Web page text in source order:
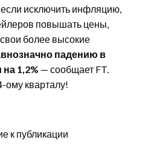
исключить инфляцию,
повышать цены,
более высокие
падению в
1,2% — сообщает FT.
ому кварталу!
к публикации